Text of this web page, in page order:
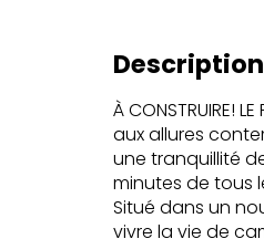
À CONSTRUIRE!
aux allures
une tranquillité
minutes de tous
Situé dans un
vivre la vie de